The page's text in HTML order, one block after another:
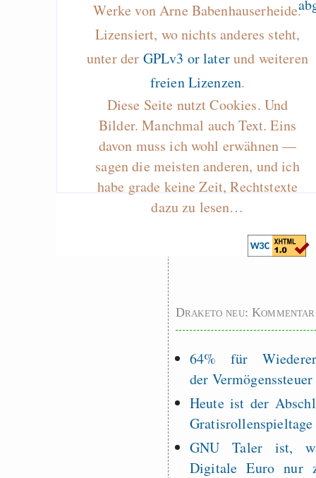
Werke von Arne Babenhauserheide.
Lizensiert, wo nichts anderes steht,
unter der GPLv3 or laterund weiteren
freien Lizenzen.
Diese Seite nutzt Cookies. Und
Bilder. Manchmal auch Text. Eins
davon muss ich wohl erwähnen —
sagen die meisten anderen, und ich
habe grade keine Zeit, Rechtstexte
dazu zu lesen…
Alltag in
Klimaneutralen Welt
Nebelfest -
Rissen
Curb impacts
programming to
EU sovereignty
Es gibt Fakten
Measured
Graben-Neudorf,
West Germany
Draketo neu:
64% für
der Vermögenssteuer
Heute ist der
GNU Taler ist,
Digitale Euro nur